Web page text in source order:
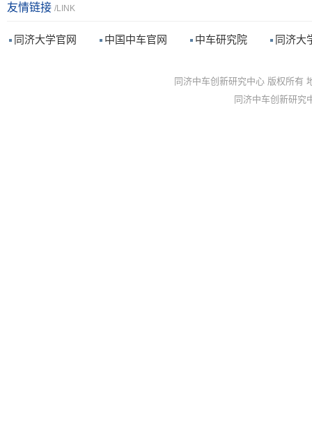
友情链接 /LINK
同济大学官网 中国中车官网 中车研究院 同济大
同济中车创新研究中心 版权所有
同济中车创新研究